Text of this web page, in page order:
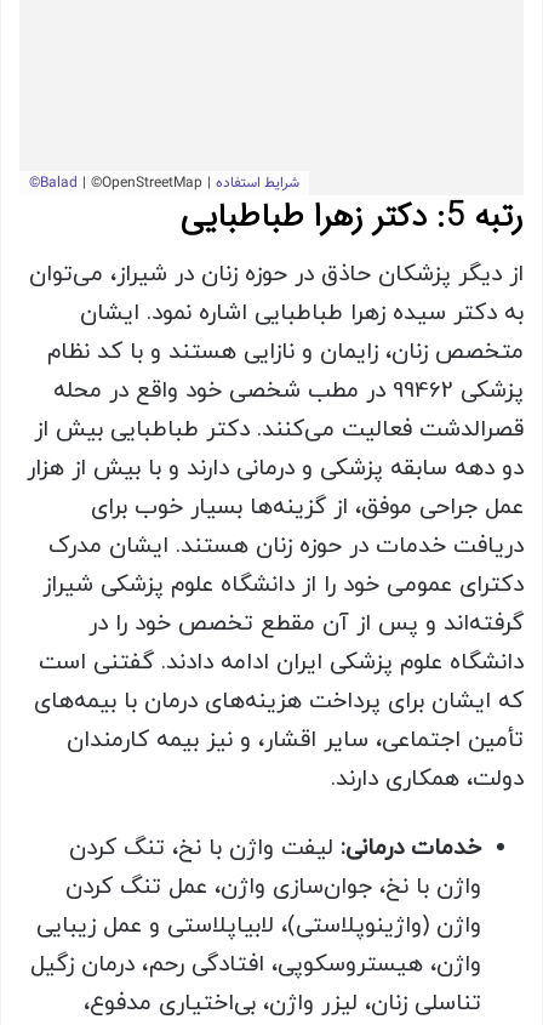
رتبه 5: دکتر زهرا طباطبایی
از دیگر پزشکان حاذق در حوزه زنان در شیراز، می‌توان
به دکتر سیده زهرا طباطبایی اشاره نمود. ایشان
متخصص زنان، زایمان و نازایی هستند و با کد نظام
پزشکی 99462 در مطب شخصی خود واقع در محله
قصرالدشت فعالیت می‌کنند. دکتر طباطبایی بیش از
دو دهه سابقه پزشکی و درمانی دارند و با بیش از هزار
عمل جراحی موفق، از گزینه‌ها بسیار خوب برای
دریافت خدمات در حوزه زنان هستند. ایشان مدرک
دکترای عمومی خود را از دانشگاه علوم پزشکی شیراز
گرفته‌اند و پس از آن مقطع تخصص خود را در
دانشگاه علوم پزشکی ایران ادامه دادند. گفتنی است
که ایشان برای پرداخت هزینه‌های درمان با بیمه‌های
تأمین اجتماعی، سایر اقشار، و نیز بیمه کارمندان
دولت، همکاری دارند.
خدمات درمانی: لیفت واژن با نخ، تنگ کردن
واژن با نخ، جوان‌سازی واژن، عمل تنگ کردن
واژن (واژینوپلاستی)، لابیاپلاستی و عمل زیبایی
واژن، هیستروسکوپی، افتادگی رحم، درمان زگیل
تناسلی زنان، لیزر واژن، بی‌اختیاری مدفوع،